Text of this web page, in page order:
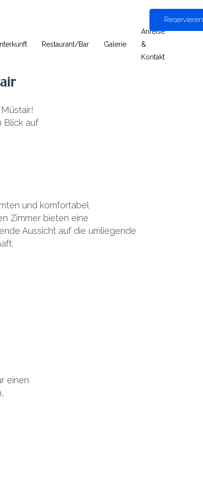
Restaurant/Bar Galerie
Anreise
&
Kontakt
Reservieren
Blick auf
und komfortabel
Zimmer bieten eine
Aussicht auf die umliegende
einen